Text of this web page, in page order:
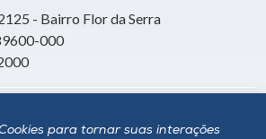
para tornar suas interações
- Bairro Flor da Serra
000